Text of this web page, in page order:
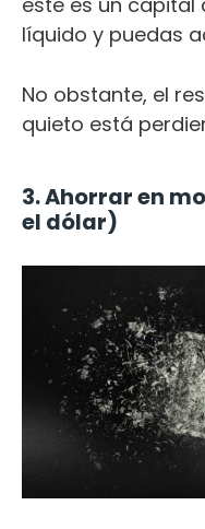
líquido y puedas
No obstante, el
quieto está
3. Ahorrar en
el dólar)